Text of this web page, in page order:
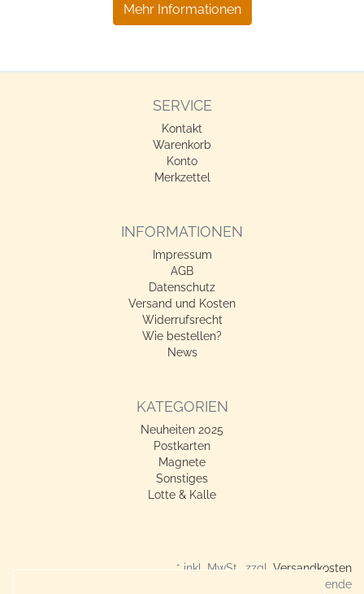
Mehr Informationen
SERVICE
Kontakt
Warenkorb
Konto
Merkzettel
INFORMATIONEN
Impressum
AGB
Datenschutz
Versand und Kosten
Widerrufsrecht
Wie bestellen?
News
KATEGORIEN
Neuheiten 2025
Postkarten
Magnete
Sonstiges
Lotte & Kalle
* inkl. MwSt., zzgl.Versandkosten
Verkauf nur an Gewerbetreibende